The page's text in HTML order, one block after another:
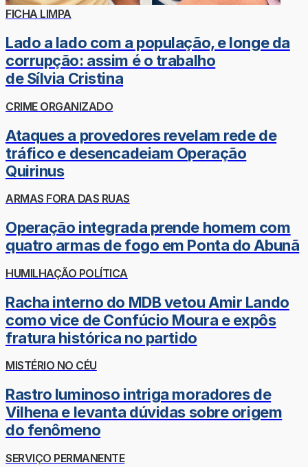
FICHA LIMPA
Lado a lado com a população, e longe da
corrupção: assim é o trabalho
de Sílvia Cristina
CRIME ORGANIZADO
Ataques a provedores revelam rede de
tráfico e desencadeiam Operação
Quirinus
ARMAS FORA DAS RUAS
Operação integrada prende homem com
quatro armas de fogo em Ponta do Abunã
HUMILHAÇÃO POLÍTICA
Racha interno do MDB vetou Amir Lando
como vice de Confúcio Moura e expôs
fratura histórica no partido
MISTÉRIO NO CÉU
Rastro luminoso intriga moradores de
Vilhena e levanta dúvidas sobre origem
do fenômeno
SERVIÇO PERMANENTE